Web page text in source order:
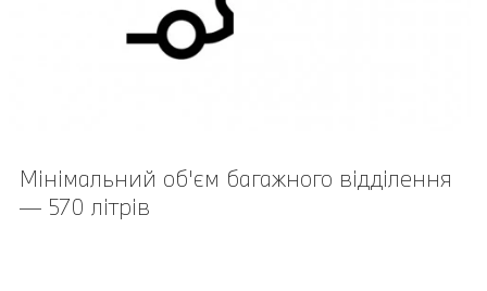
Мінімальний об'єм багажного відділення
— 570 літрів